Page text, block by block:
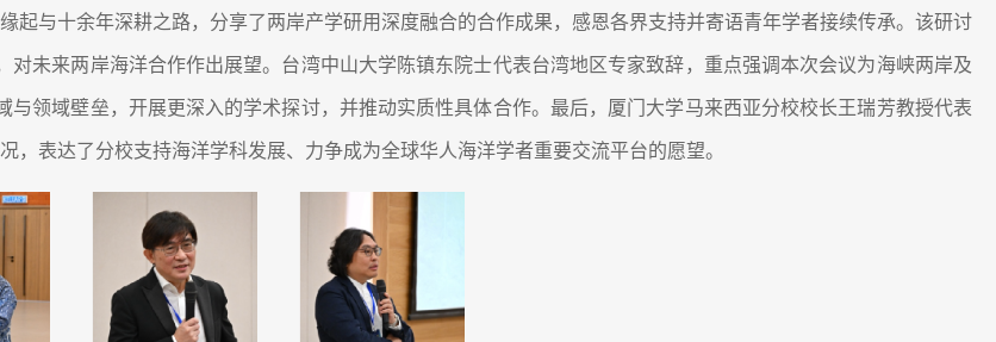
起与十余年深耕之路，分享了两岸产学研用深度融合的合作成果，感恩各界支持并寄语青年学者接续传承。该研讨
未来两岸海洋合作作出展望。台湾中山大学陈镇东院士代表台湾地区专家致辞，重点强调本次会议为海峡两岸及
领域壁垒，开展更深入的学术探讨，并推动实质性具体合作。最后，厦门大学马来西亚分校校长王瑞芳教授代表
表达了分校支持海洋学科发展、力争成为全球华人海洋学者重要交流平台的愿望。